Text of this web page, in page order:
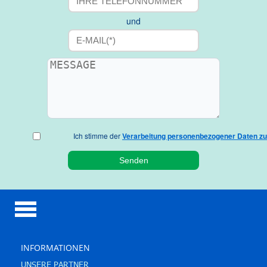
Unser Flug hat problemlos geklappt.
und
Ich stimme derVerarbeitung personenbezogener Daten zu
INFORMATIONEN
UNSERE PARTNER